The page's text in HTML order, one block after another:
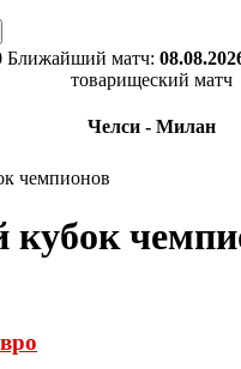
Ближайший матч:
товарищеский матч
Челси - Милан
чемпионов